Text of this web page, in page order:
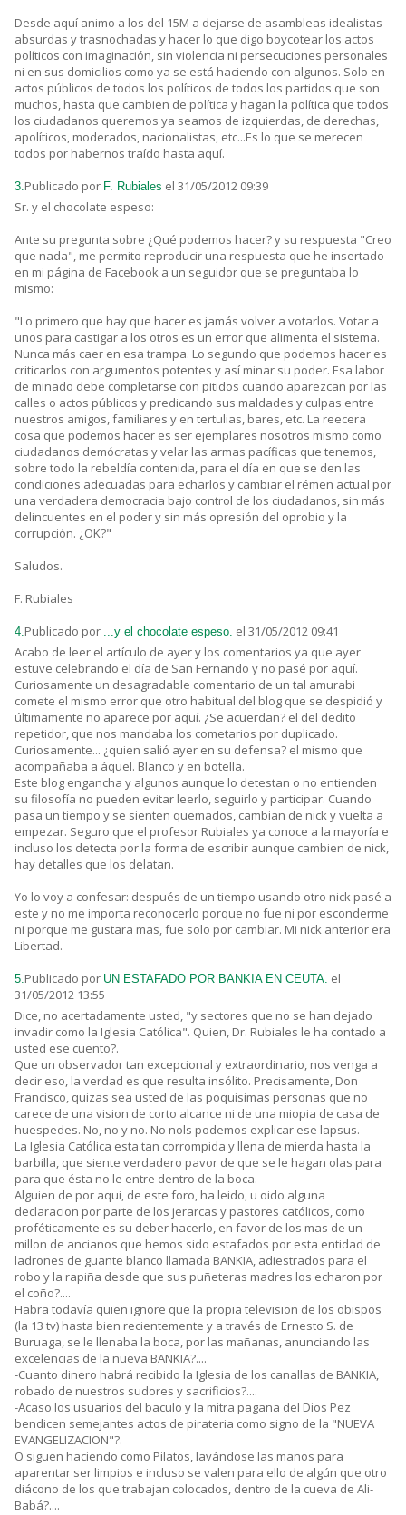
Desde aquí animo a los del 15M a dejarse de asambleas idealistas
absurdas y trasnochadas y hacer lo que digo boycotear los actos
políticos con imaginación, sin violencia ni persecuciones personales
ni en sus domicilios como ya se está haciendo con algunos. Solo en
actos públicos de todos los políticos de todos los partidos que son
muchos, hasta que cambien de política y hagan la política que todos
los ciudadanos queremos ya seamos de izquierdas, de derechas,
apolíticos, moderados, nacionalistas, etc...Es lo que se merecen
todos por habernos traído hasta aquí.
3.Publicado por F. Rubiales el 31/05/2012 09:39
Sr. y el chocolate espeso:
Ante su pregunta sobre ¿Qué podemos hacer? y su respuesta "Creo
que nada", me permito reproducir una respuesta que he insertado
en mi página de Facebook a un seguidor que se preguntaba lo
mismo:
"Lo primero que hay que hacer es jamás volver a votarlos. Votar a
unos para castigar a los otros es un error que alimenta el sistema.
Nunca más caer en esa trampa. Lo segundo que podemos hacer es
criticarlos con argumentos potentes y así minar su poder. Esa labor
de minado debe completarse con pitidos cuando aparezcan por las
calles o actos públicos y predicando sus maldades y culpas entre
nuestros amigos, familiares y en tertulias, bares, etc. La reecera
cosa que podemos hacer es ser ejemplares nosotros mismo como
ciudadanos demócratas y velar las armas pacíficas que tenemos,
sobre todo la rebeldía contenida, para el día en que se den las
condiciones adecuadas para echarlos y cambiar el rémen actual por
una verdadera democracia bajo control de los ciudadanos, sin más
delincuentes en el poder y sin más opresión del oprobio y la
corrupción. ¿OK?"
Saludos.
F. Rubiales
4.Publicado por ...y el chocolate espeso. el 31/05/2012 09:41
Acabo de leer el artículo de ayer y los comentarios ya que ayer
estuve celebrando el día de San Fernando y no pasé por aquí.
Curiosamente un desagradable comentario de un tal amurabi
comete el mismo error que otro habitual del blog que se despidió y
últimamente no aparece por aquí. ¿Se acuerdan? el del dedito
repetidor, que nos mandaba los cometarios por duplicado.
Curiosamente... ¿quien salió ayer en su defensa? el mismo que
acompañaba a áquel. Blanco y en botella.
Este blog engancha y algunos aunque lo detestan o no entienden
su filosofía no pueden evitar leerlo, seguirlo y participar. Cuando
pasa un tiempo y se sienten quemados, cambian de nick y vuelta a
empezar. Seguro que el profesor Rubiales ya conoce a la mayoría e
incluso los detecta por la forma de escribir aunque cambien de nick,
hay detalles que los delatan.
Yo lo voy a confesar: después de un tiempo usando otro nick pasé a
este y no me importa reconocerlo porque no fue ni por esconderme
ni porque me gustara mas, fue solo por cambiar. Mi nick anterior era
Libertad.
5.Publicado por UN ESTAFADO POR BANKIA EN CEUTA. el
31/05/2012 13:55
Dice, no acertadamente usted, "y sectores que no se han dejado
invadir como la Iglesia Católica". Quien, Dr. Rubiales le ha contado a
usted ese cuento?.
Que un observador tan excepcional y extraordinario, nos venga a
decir eso, la verdad es que resulta insólito. Precisamente, Don
Francisco, quizas sea usted de las poquisimas personas que no
carece de una vision de corto alcance ni de una miopia de casa de
huespedes. No, no y no. No nols podemos explicar ese lapsus.
La Iglesia Católica esta tan corrompida y llena de mierda hasta la
barbilla, que siente verdadero pavor de que se le hagan olas para
para que ésta no le entre dentro de la boca.
Alguien de por aqui, de este foro, ha leido, u oido alguna
declaracion por parte de los jerarcas y pastores católicos, como
proféticamente es su deber hacerlo, en favor de los mas de un
millon de ancianos que hemos sido estafados por esta entidad de
ladrones de guante blanco llamada BANKIA, adiestrados para el
robo y la rapiña desde que sus puñeteras madres los echaron por
el coño?....
Habra todavía quien ignore que la propia television de los obispos
(la 13 tv) hasta bien recientemente y a través de Ernesto S. de
Buruaga, se le llenaba la boca, por las mañanas, anunciando las
excelencias de la nueva BANKIA?....
-Cuanto dinero habrá recibido la Iglesia de los canallas de BANKIA,
robado de nuestros sudores y sacrificios?....
-Acaso los usuarios del baculo y la mitra pagana del Dios Pez
bendicen semejantes actos de pirateria como signo de la "NUEVA
EVANGELIZACION"?.
O siguen haciendo como Pilatos, lavándose las manos para
aparentar ser limpios e incluso se valen para ello de algún que otro
diácono de los que trabajan colocados, dentro de la cueva de Ali-
Babá?....